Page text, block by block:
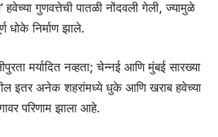
हवेच्या गुणवत्तेची पातळी नोंदवली गेली, ज्यामुळे
धोके निर्माण झाले.
मर्यादित नव्हता; चेन्नई आणि मुंबई सारख्या
इतर अनेक शहरांमध्ये धुके आणि खराब हवेच्या
परिणाम झाला आहे.